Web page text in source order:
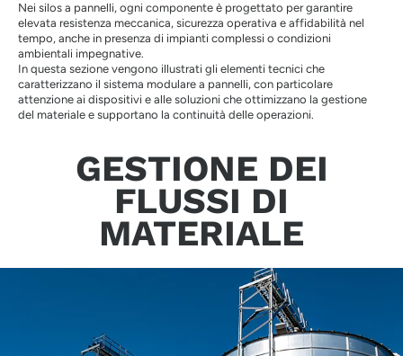
Nei silos a pannelli, ogni componente è progettato per garantire
elevata resistenza meccanica, sicurezza operativa e affidabilità nel
tempo, anche in presenza di impianti complessi o condizioni
ambientali impegnative.
In questa sezione vengono illustrati gli elementi tecnici che
caratterizzano il sistema modulare a pannelli, con particolare
attenzione ai dispositivi e alle soluzioni che ottimizzano la gestione
del materiale e supportano la continuità delle operazioni.
GESTIONE DEI
FLUSSI DI
MATERIALE